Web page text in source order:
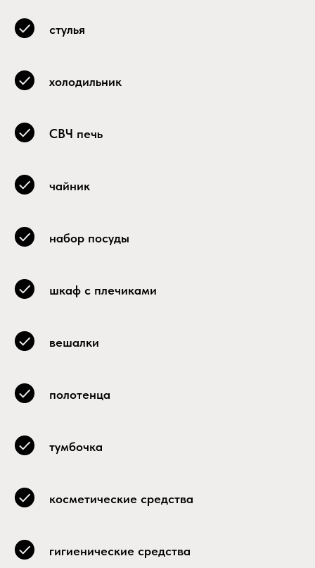
стулья
холодильник
СВЧ печь
чайник
набор посуды
шкаф с плечиками
вешалки
полотенца
тумбочка
косметические средства
гигиенические средства